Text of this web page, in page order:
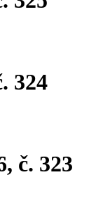
324
č. 323